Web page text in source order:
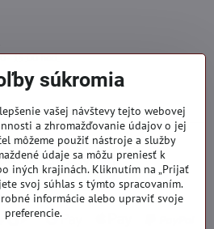
- 15:00 hod.
súkromia
vašej návštevy tejto webovej
a zhromažďovanie údajov o jej
môžeme použiť nástroje a služby
údaje sa môžu preniesť k
iných krajinách. Kliknutím na „Prijať
svoj súhlas s týmto spracovaním.
informácie alebo upraviť svoje
preferencie.